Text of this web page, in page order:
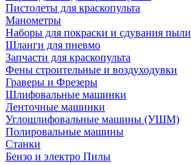
Пистолеты для краскопульта
Манометры
Наборы для покраски и сдувания пыли
Шланги для пневмо
Запчасти для краскопульта
Фены строительные и воздуходувки
Граверы и Фрезеры
Шлифовальные машинки
Ленточные машинки
Углошлифовальные машины (УШМ)
Полировальные машины
Станки
Бензо и электро Пилы